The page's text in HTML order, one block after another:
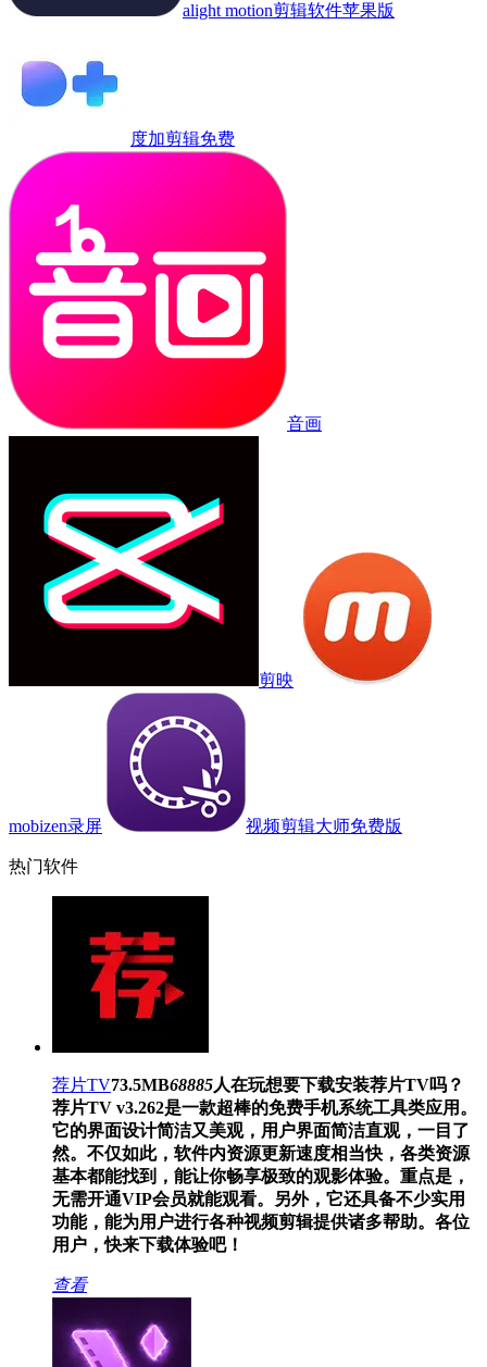
alight motion剪辑软件苹果版
度加剪辑免费
音画
剪映
mobizen录屏 视频剪辑大师免费版
热门软件
荐片TV73.5MB68885人在玩想要下载安装荐片TV吗？
荐片TV v3.262是一款超棒的免费手机系统工具类应用。
它的界面设计简洁又美观，用户界面简洁直观，一目了
然。不仅如此，软件内资源更新速度相当快，各类资源
基本都能找到，能让你畅享极致的观影体验。重点是，
无需开通VIP会员就能观看。另外，它还具备不少实用
功能，能为用户进行各种视频剪辑提供诸多帮助。各位
用户，快来下载体验吧！
查看